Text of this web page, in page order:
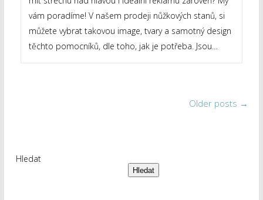
vám poradíme! V našem prodeji nůžkových stanů, si
můžete vybrat takovou image, tvary a samotný design
těchto pomocníků, dle toho, jak je potřeba. Jsou…
Older posts →
Hledat
Hledat